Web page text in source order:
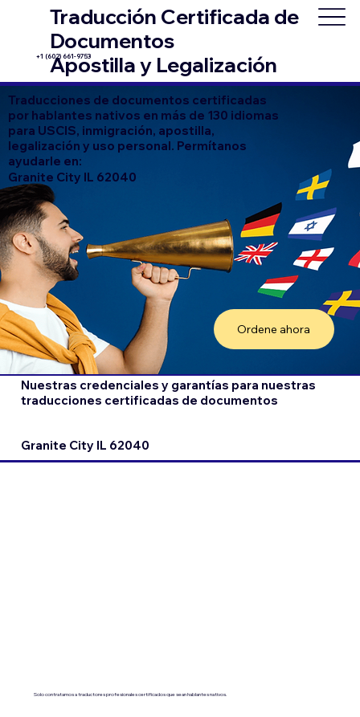
Traducción Certificada de
Documentos
Apostilla y Legalización
+1 (602) 661-9753
Traducciones de documentos certificadas
por hablantes nativos en más de 130 idiomas
para USCIS, inmigración, apostilla,
legalización y uso personal. Permítanos
ayudarle en:
Granite City IL 62040
Ordene ahora
Nuestras credenciales y garantías para nuestras
traducciones certificadas de documentos
Granite City IL 62040
Solo contratamos a traductores profesionales certificados que sean hablantes nativos.